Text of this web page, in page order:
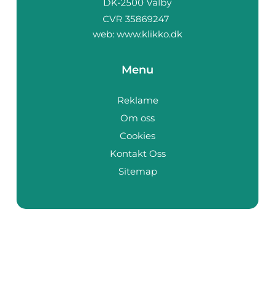
web: www.klikko.dk
Menu
Reklame
Om oss
Cookies
Kontakt Oss
Sitemap